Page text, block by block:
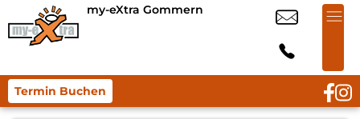
my-eXtra Gommern
Termin Buchen